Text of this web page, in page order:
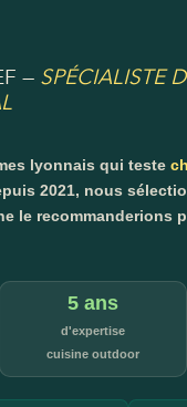
— SPÉCIALISTE
lyonnais qui teste
2021, nous
le recommanderions
5 ans
d'expertise
cuisine outdoor